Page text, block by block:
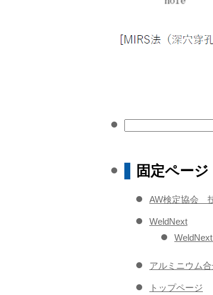
固定ページ
AW検定協会
WeldNext
アルミニウム
トップページ